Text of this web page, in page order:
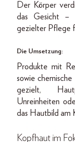
Der Körper
das Gesicht –
gezielter Pflege
Die Umsetzung:
Produkte mit
sowie
gezielt,
Unreinheiten
das Hautbild am
Kopfhaut im